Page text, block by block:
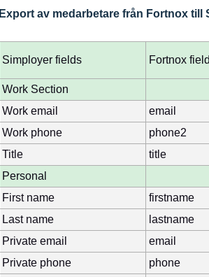
Export av medarbetare från Fortnox till
Simployer fields Fortnox
Work Section
Work email
email
Work phone
phone2
Title
title
Personal
First name
firstname
Last name
lastname
Private email
email
Private phone
phone